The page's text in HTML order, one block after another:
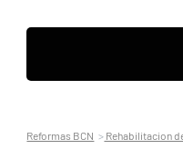
Reformas BCN Rehabilitacion